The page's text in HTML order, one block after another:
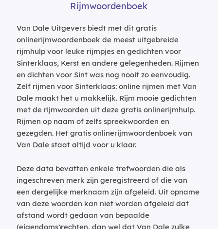
Rijmwoordenboek
Van Dale Uitgevers biedt met dit gratis
onlinerijmwoordenboek de meest uitgebreide
rijmhulp voor leuke rijmpjes en gedichten voor
Sinterklaas, Kerst en andere gelegenheden. Rijmen
en dichten voor Sint was nog nooit zo eenvoudig.
Zelf rijmen voor Sinterklaas: online rijmen met Van
Dale maakt het u makkelijk. Rijm mooie gedichten
met de rijmwoorden uit deze gratis onlinerijmhulp.
Rijmen op naam of zelfs spreekwoorden en
gezegden. Het gratis onlinerijmwoordenboek van
Van Dale staat altijd voor u klaar.
Deze data bevatten enkele trefwoorden die als
ingeschreven merk zijn geregistreerd of die van
een dergelijke merknaam zijn afgeleid. Uit opname
van deze woorden kan niet worden afgeleid dat
afstand wordt gedaan van bepaalde
(eigendoms)rechten, dan wel dat Van Dale zulke